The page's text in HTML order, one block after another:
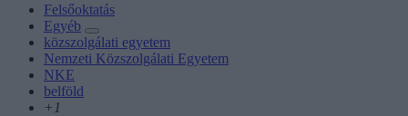
Felsőoktatás
Egyéb
közszolgálati egyetem
Nemzeti Közszolgálati Egyetem
NKE
belföld
+1